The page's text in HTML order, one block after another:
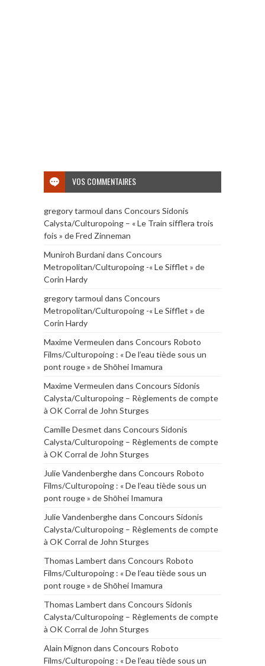
VOS COMMENTAIRES
gregory tarmoul dans Concours Sidonis
Calysta/Culturopoing – « Le Train sifflera trois
fois » de Fred Zinneman
Muniroh Burdanidans Concours
Metropolitan/Culturopoing -« Le Sifflet » de
Corin Hardy
gregory tarmoul dans Concours
Metropolitan/Culturopoing -« Le Sifflet » de
Corin Hardy
Maxime Vermeulen dans Concours Roboto
Films/Culturopoing : « De l’eau tiède sous un
pont rouge » de Shōhei Imamura
Maxime Vermeulen dans Concours Sidonis
Calysta/Culturopoing – Règlements de compte
à OK Corral de John Sturges
Camille Desmet dans Concours Sidonis
Calysta/Culturopoing – Règlements de compte
à OK Corral de John Sturges
Julie Vandenberghedans Concours Roboto
Films/Culturopoing : « De l’eau tiède sous un
pont rouge » de Shōhei Imamura
Julie Vandenberghedans Concours Sidonis
Calysta/Culturopoing – Règlements de compte
à OK Corral de John Sturges
Thomas Lambert dans Concours Roboto
Films/Culturopoing : « De l’eau tiède sous un
pont rouge » de Shōhei Imamura
Thomas Lambert dans Concours Sidonis
Calysta/Culturopoing – Règlements de compte
à OK Corral de John Sturges
Alain Mignon dans Concours Roboto
Films/Culturopoing : « De l’eau tiède sous un